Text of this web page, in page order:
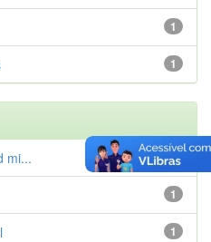
1
1
1
mi...
1
1